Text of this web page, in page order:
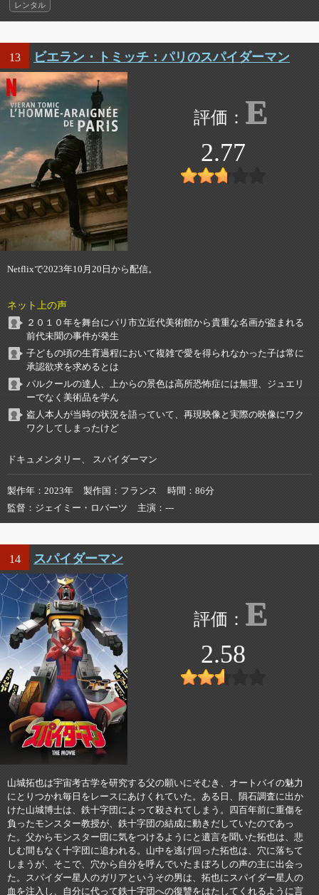
レンタル
13 ビエラン・トミッチ：パリのスパイダーマン
E
2.77
Netflixで2023年10月20日から配信。
ネット上の声
２０１０年を舞台にパリ市立近代美術館から貴重な名画が盗まれる
前代未聞の事件が発生
子どもの頃の生育過程において複雑で愛を得られなかった子は常に
承認欲求を求めるとは
パルクールの達人、上からの景色は高所恐怖症には無理、ジュエリ
ーでなく美術品を学ん
盗人本人が当時の状況を語っていて、再現映像と実際の映像にワク
ワクしてしまったけど
ドキュメンタリー、 スパイダーマン
製作年 2023年 製作国 フランス 時間
86分
監督
ジェイミー・ロバーツ 主演 ---
14 スパイダーマン
E
2.58
山城拓也は宇宙考古学を研究する父の願いにそむき、オートバイの魅力
にとりつかれ毎日をレースにあけくれていた。ある日、隕石調査に出か
けた山城博士は、鉄十字団によって殺されてしまう。四百年前に重傷を
負ったモンスター教授が、鉄十字団の結成に動きだしていたのであっ
た。父からモンスター団に気をつけるようにと遺言を聞いた拓也は、悲
しむ間もなく十字団に追われる。山中を逃げ回った拓也は、穴に落ちて
しまうが、そこで、穴から自分を呼んでいたまぼろしの声の主に出会っ
た。スパイダー星人のガリアというその男は、拓也にスパイダー星人の
血を注入し、自分に代って鉄十字団への復讐をはたしてくれるように言